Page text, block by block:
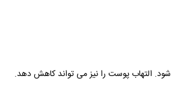
التهاب پوست را نیز می تواند کاهش دهد.